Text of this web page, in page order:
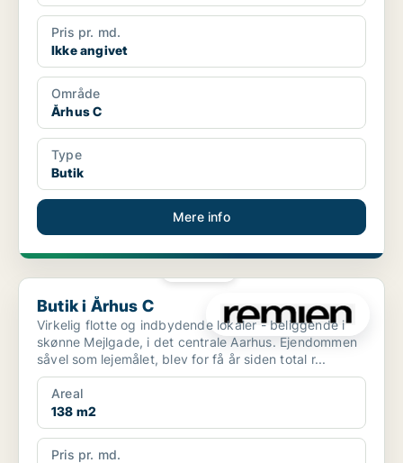
Pris pr. md.
Ikke angivet
Område
Århus C
Type
Butik
Mere info
Butik i Århus C
Butik i Århus C
Virkelig flotte og indbydende lokaler - beliggende i
skønne Mejlgade, i det centrale Aarhus. Ejendommen
såvel som lejemålet, blev for få år siden total r...
Areal
138 m2
Pris pr. md.